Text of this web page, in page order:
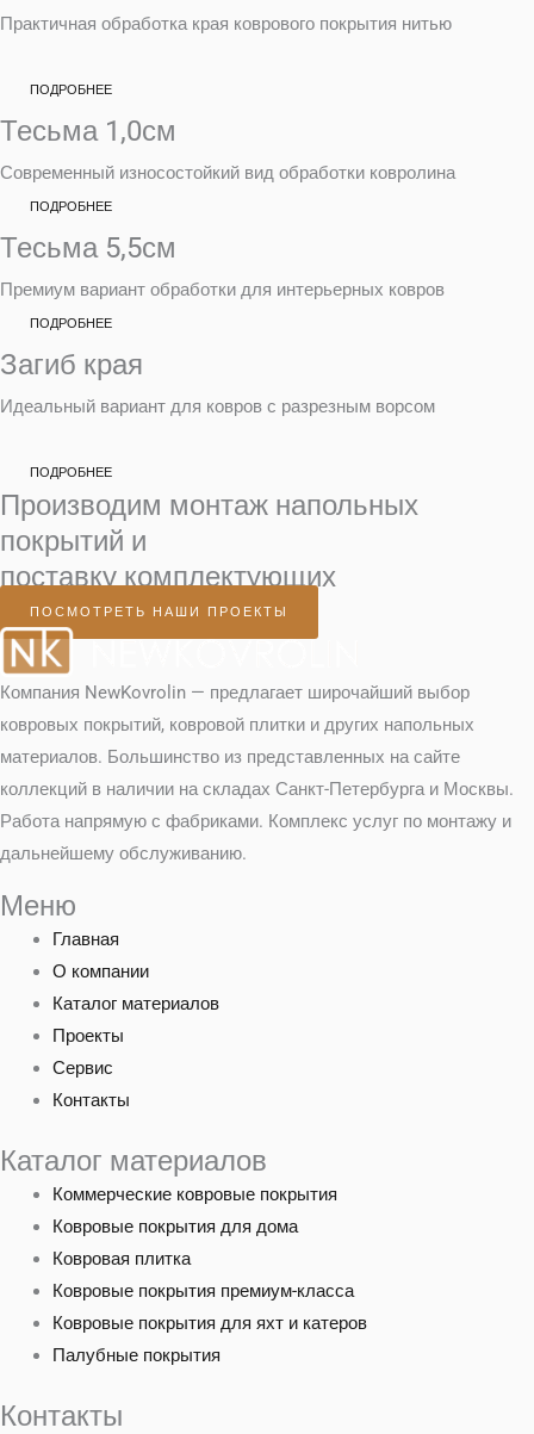
Практичная обработка края коврового покрытия нитью
ПОДРОБНЕЕ
Тесьма 1,0см
Современный износостойкий вид обработки ковролина
ПОДРОБНЕЕ
Тесьма 5,5см
Премиум вариант обработки для интерьерных ковров
ПОДРОБНЕЕ
Загиб края
Идеальный вариант для ковров с разрезным ворсом
ПОДРОБНЕЕ
Производим монтаж напольных
покрытий и
поставку комплектующих
ПОСМОТРЕТЬ НАШИ ПРОЕКТЫ
Компания NewKovrolin — предлагает широчайший выбор
ковровых покрытий, ковровой плитки и других напольных
материалов. Большинство из представленных на сайте
коллекций в наличии на складах Санкт-Петербурга и Москвы.
Работа напрямую с фабриками. Комплекс услуг по монтажу и
дальнейшему обслуживанию.
Меню
Главная
О компании
Каталог материалов
Проекты
Сервис
Контакты
Каталог материалов
Коммерческие ковровые покрытия
Ковровые покрытия для дома
Ковровая плитка
Ковровые покрытия премиум-класса
Ковровые покрытия для яхт и катеров
Палубные покрытия
Контакты